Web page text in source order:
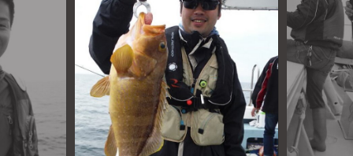
よくあるご質問
プライバシーポリシー
お問い合わせ
お知らせ